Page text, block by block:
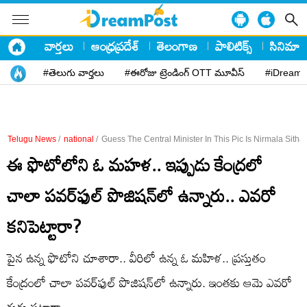
వార్తలు ఆంధ్రప్రదేశ్ తెలంగాణ పాలిటిక్స్ సినిమా
#తెలుగు వార్తలు #ఈరోజు ట్రెండింగ్ OTT మూవీస్
Telugu News / national / Guess The Central Minister In This Pic Is Nirmala
ఈ ఫొటోలోని ఓ మహళ.. ఇప్పుడు కేంద్రలో
చాలా పవర్‌ఫుల్‌​ పొజిషన్‌లో ఉన్నారు.. ఎవరో
కనిపెట్టారా?
పైన ఉన్న ఫొటోని చూశారా.. వీరిలో ఉన్న ఓ మహిళ.. ప్రస్తుతం
కేంద్రంలో చాలా పవర్‌ఫుల్‌ పొజిషన్‌లో ఉన్నారు. ఇంతకు ఆమె ఎవరో